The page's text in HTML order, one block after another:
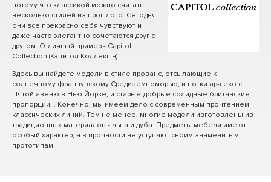
потому что классикой можно считать
несколько стилей из прошлого. Сегодня
они все прекрасно себя чувствуют и
даже часто элегантно сочетаются друг с
другом. Отличный пример - Capitol
Collection (Кэпитол Коллекшн).
Здесь вы найдете модели в стиле прованс, отсылающие к
солнечному французскому Средиземноморью, и нотки ар-деко с
Пятой авеню в Нью Йорке, и старые-добрые солидные британские
пропорции... Конечно, мы имеем дело с современным прочтением
классических линий. Тем не менее, многие модели изготовлены из
традиционных материалов - льна и дуба. Предметы мебели имеют
особый характер, а в прочности не уступают своим знаменитым
прототипам.